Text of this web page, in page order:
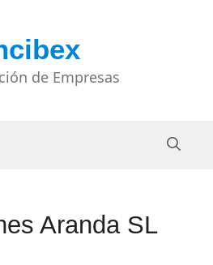
de Empresas
Aranda SL